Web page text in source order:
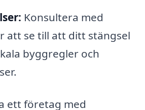
Konsultera med
att se till att ditt stängsel
byggregler och
ett företag med